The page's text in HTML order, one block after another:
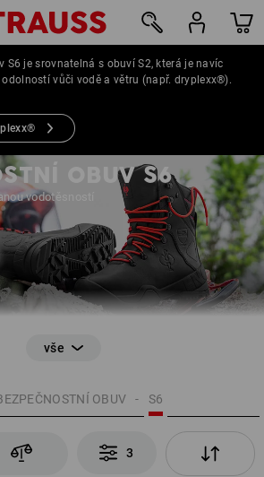
S6 je srovnatelná s obuví S2, která je navíc
vůči vodě a větru (např. dryplexx®).
OBUV S6
vodotěsností
paty (E)
S6
OBUV
3
3